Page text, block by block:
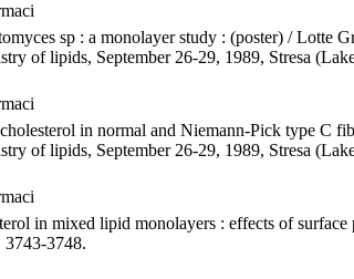
sp : a monolayer study : (poster) / Lotte
of lipids, September 26-29, 1989, Stresa
in normal and Niemann-Pick type C
of lipids, September 26-29, 1989, Stresa
in mixed lipid monolayers : effects of
3748.